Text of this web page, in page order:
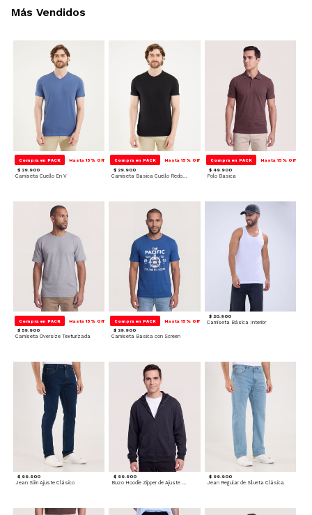
Compra en PACK Hasta 15% Off
$ 29.900
Camiseta Cuello En V
Compra en PACK Hasta 15% Off
$ 29.900
Camiseta Basica Cuello Redondo
Compra en PACK Hasta 15% Off
$ 49.900
Polo Basica
Compra en PACK Hasta 15% Off
$ 59.900
Camiseta Oversize Texturizada
Compra en PACK Hasta 15% Off
$ 39.900
Camiseta Basica con Screen
$ 20.900
Camiseta Básica Interior
$ 99.900
Jean Slim Ajuste Clásico
$ 99.900
Buzo Hoodie Zipper de Ajuste Cómodo
$ 99.900
Jean Regular de Silueta Clásica
Más Vendidos